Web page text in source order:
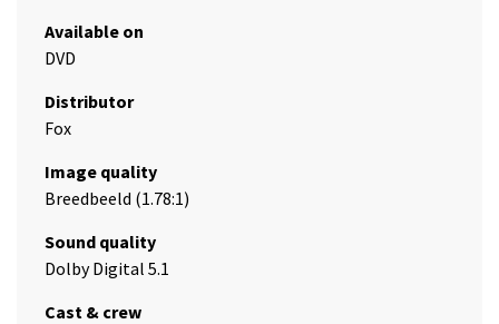
Available on
DVD
Distributor
Fox
Image quality
Breedbeeld (1.78:1)
Sound quality
Dolby Digital 5.1
Cast & crew